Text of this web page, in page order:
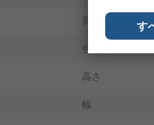
長さ
色
高さ
幅
す